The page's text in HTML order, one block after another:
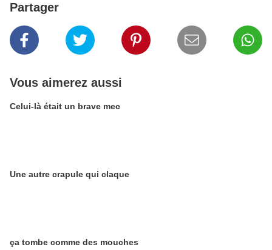
Partager
Vous aimerez aussi
Celui-là était un brave mec
Une autre crapule qui claque
ça tombe comme des mouches